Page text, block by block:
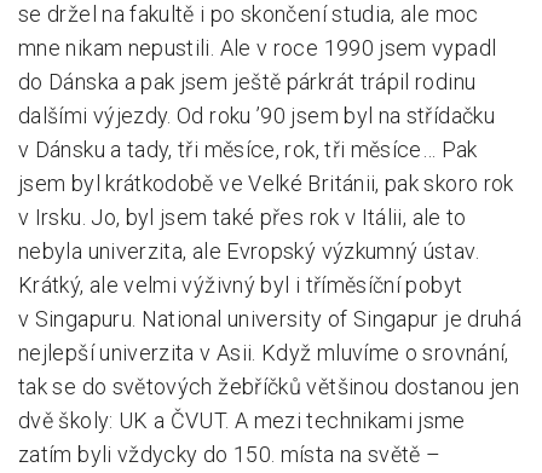
se držel na fakultě i po skončení studia, ale moc
mne nikam nepustili. Ale v roce 1990 jsem vypadl
do Dánska a pak jsem ještě párkrát trápil rodinu
dalšími výjezdy. Od roku ’90 jsem byl na střídačku
v Dánsku a tady, tři měsíce, rok, tři měsíce… Pak
jsem byl krátkodobě ve Velké Británii, pak skoro rok
v Irsku. Jo, byl jsem také přes rok v Itálii, ale to
nebyla univerzita, ale Evropský výzkumný ústav.
Krátký, ale velmi výživný byl i tříměsíční pobyt
v Singapuru. National university of Singapur je druhá
nejlepší univerzita v Asii. Když mluvíme o srovnání,
tak se do světových žebříčků většinou dostanou jen
dvě školy: UK a ČVUT. A mezi technikami jsme
zatím byli vždycky do 150. místa na světě –